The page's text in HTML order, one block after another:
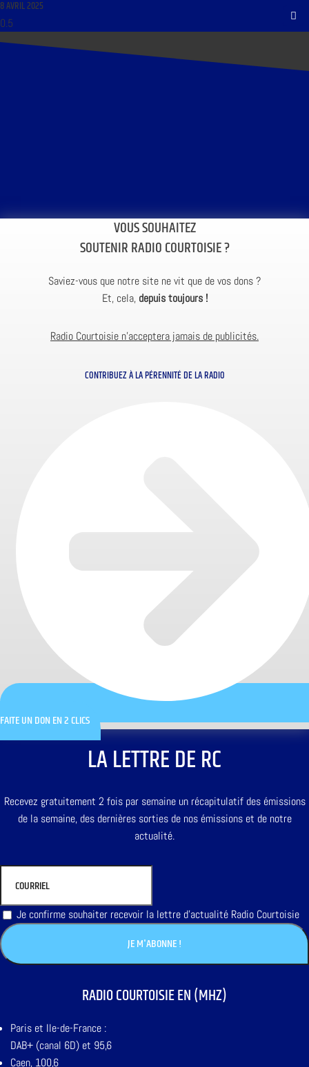
8 AVRIL 2025
VOUS SOUHAITEZ
SOUTENIR RADIO COURTOISIE ?
Saviez-vous que notre site ne vit que de vos dons ?
Et, cela, depuis toujours !
Radio Courtoisie n’acceptera jamais de publicités.
CONTRIBUEZ À LA PÉRENNITÉ DE LA RADIO
FAITE UN DON EN 2 CLICS
LA LETTRE DE RC
Recevez gratuitement 2 fois par semaine un récapitulatif des émissions
de la semaine, des dernières sorties de nos émissions et de notre
actualité.
Je confirme souhaiter recevoir la lettre d'actualité Radio Courtoisie
RADIO COURTOISIE EN (MHZ)
Paris et Ile-de-France :
DAB+ (canal 6D) et 95,6
Caen, 100,6